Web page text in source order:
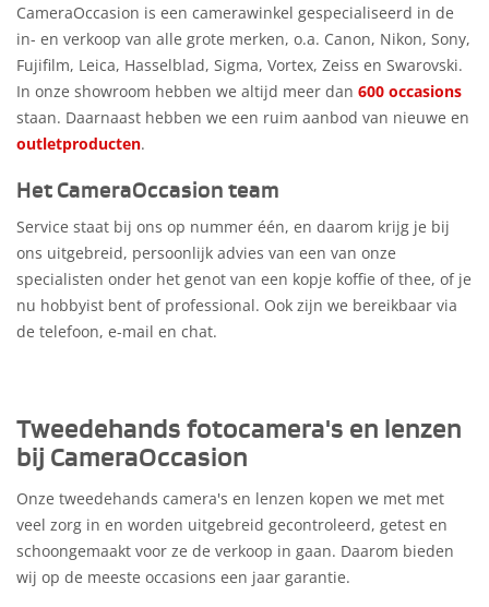
CameraOccasion is een camerawinkel gespecialiseerd in de
in- en verkoop van alle grote merken, o.a. Canon, Nikon, Sony,
Fujifilm, Leica, Hasselblad, Sigma, Vortex, Zeiss en Swarovski.
In onze showroom hebben we altijd meer dan 600 occasions
staan. Daarnaast hebben we een ruim aanbod van nieuwe en
outletproducten.
Het CameraOccasion team
Service staat bij ons op nummer één, en daarom krijg je bij
ons uitgebreid, persoonlijk advies van een van onze
specialisten onder het genot van een kopje koffie of thee, of je
nu hobbyist bent of professional. Ook zijn we bereikbaar via
de telefoon, e-mail en chat.
Tweedehands fotocamera's en lenzen
bij CameraOccasion
Onze tweedehands camera's en lenzen kopen we met met
veel zorg in en worden uitgebreid gecontroleerd, getest en
schoongemaakt voor ze de verkoop in gaan. Daarom bieden
wij op de meeste occasions een jaar garantie.